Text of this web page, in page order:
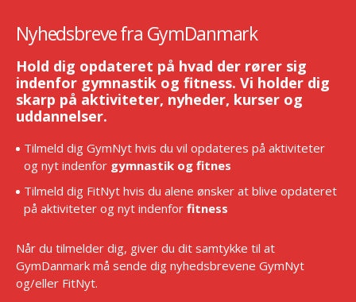
Nyhedsbreve fra GymDanmark
Hold dig opdateret på hvad der rører sig
indenfor gymnastik og fitness. Vi holder dig
skarp på aktiviteter, nyheder, kurser og
uddannelser.
Tilmeld dig GymNyt hvis du vil opdateres på aktiviteter
og nyt indenfor gymnastik og fitnes
Tilmeld dig FitNyt hvis du alene ønsker at blive opdateret
på aktiviteter og nyt indenfor fitness
Når du tilmelder dig, giver du dit samtykke til at
GymDanmark må sende dig nyhedsbrevene GymNyt
og/eller FitNyt.